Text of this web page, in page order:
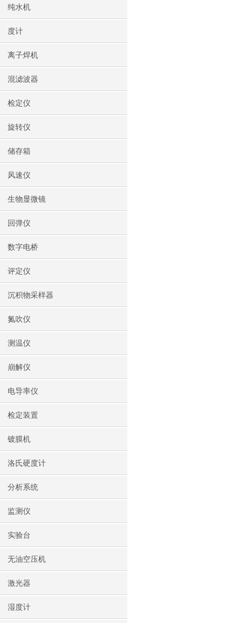
纯水机
度计
离子焊机
混滤波器
检定仪
旋转仪
储存箱
风速仪
生物显微镜
回弹仪
数字电桥
评定仪
沉积物采样器
氮吹仪
测温仪
崩解仪
电导率仪
检定装置
镀膜机
洛氏硬度计
分析系统
监测仪
实验台
无油空压机
激光器
湿度计